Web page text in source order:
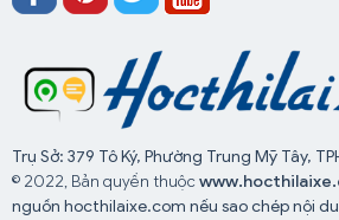
học hạng bằng này thì không phải
Trụ Sở: 379 Tô Ký, Phường Trung Mỹ Tây,
© 2022, Bản quyền thuộc
nguồn hocthilaixe.com nếu sao chép nội